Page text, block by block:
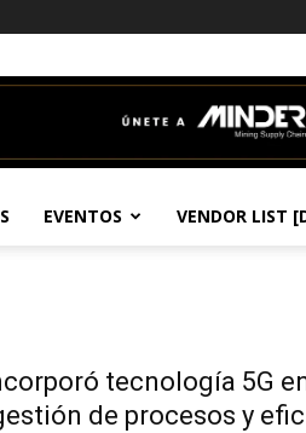
EVENTOS VENDOR LIST
tecnología 5G
de procesos y